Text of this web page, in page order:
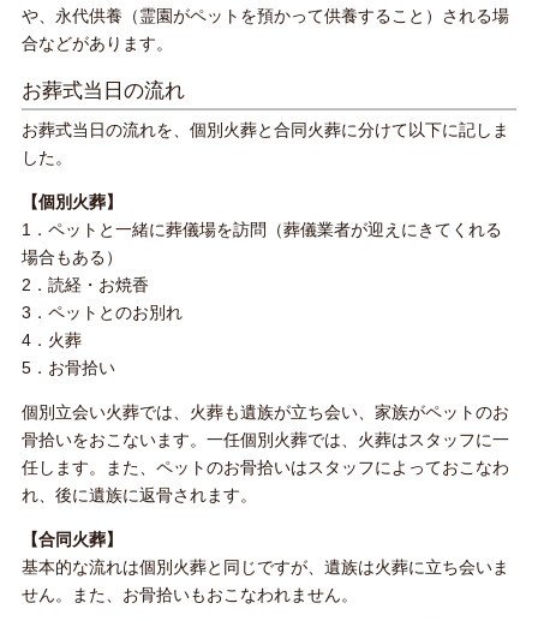
や、永代供養（霊園がペットを預かって供養すること）される場
合などがあります。
お葬式当日の流れ
お葬式当日の流れを、個別火葬と合同火葬に分けて以下に記しま
した。
【個別火葬】
1．ペットと一緒に葬儀場を訪問（葬儀業者が迎えにきてくれる
場合もある）
2．読経・お焼香
3．ペットとのお別れ
4．火葬
5．お骨拾い
個別立会い火葬では、火葬も遺族が立ち会い、家族がペットのお
骨拾いをおこないます。一任個別火葬では、火葬はスタッフに一
任します。また、ペットのお骨拾いはスタッフによっておこなわ
れ、後に遺族に返骨されます。
【合同火葬】
基本的な流れは個別火葬と同じですが、遺族は火葬に立ち会いま
せん。また、お骨拾いもおこなわれません。